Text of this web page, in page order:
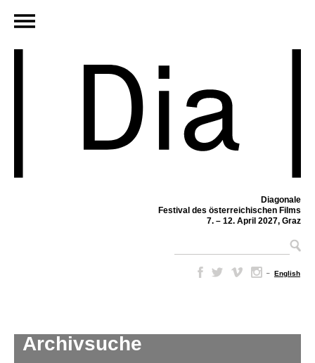
Diagonale
Festival des österreichischen Films
7. – 12. April 2027, Graz
– English
Archivsuche